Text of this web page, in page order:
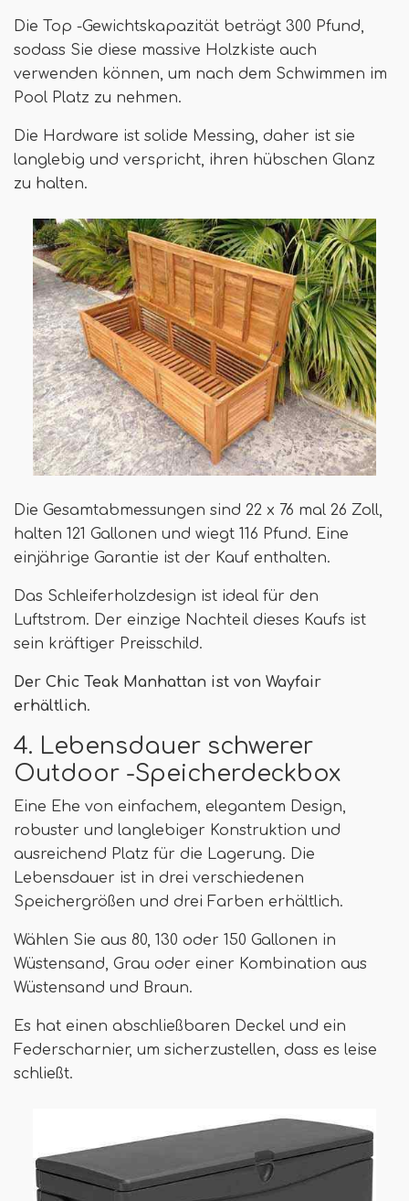
Die Top -Gewichtskapazität beträgt 300 Pfund,
sodass Sie diese massive Holzkiste auch
verwenden können, um nach dem Schwimmen im
Pool Platz zu nehmen.
Die Hardware ist solide Messing, daher ist sie
langlebig und verspricht, ihren hübschen Glanz
zu halten.
Die Gesamtabmessungen sind 22 x 76 mal 26 Zoll,
halten 121 Gallonen und wiegt 116 Pfund. Eine
einjährige Garantie ist der Kauf enthalten.
Das Schleiferholzdesign ist ideal für den
Luftstrom. Der einzige Nachteil dieses Kaufs ist
sein kräftiger Preisschild.
Der Chic Teak Manhattan ist von Wayfair
erhältlich.
4. Lebensdauer schwerer
Outdoor -Speicherdeckbox
Eine Ehe von einfachem, elegantem Design,
robuster und langlebiger Konstruktion und
ausreichend Platz für die Lagerung. Die
Lebensdauer ist in drei verschiedenen
Speichergrößen und drei Farben erhältlich.
Wählen Sie aus 80, 130 oder 150 Gallonen in
Wüstensand, Grau oder einer Kombination aus
Wüstensand und Braun.
Es hat einen abschließbaren Deckel und ein
Federscharnier, um sicherzustellen, dass es leise
schließt.